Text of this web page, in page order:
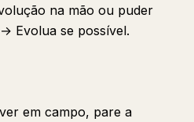
na mão ou puder
Evolua se possível.
em campo, pare a